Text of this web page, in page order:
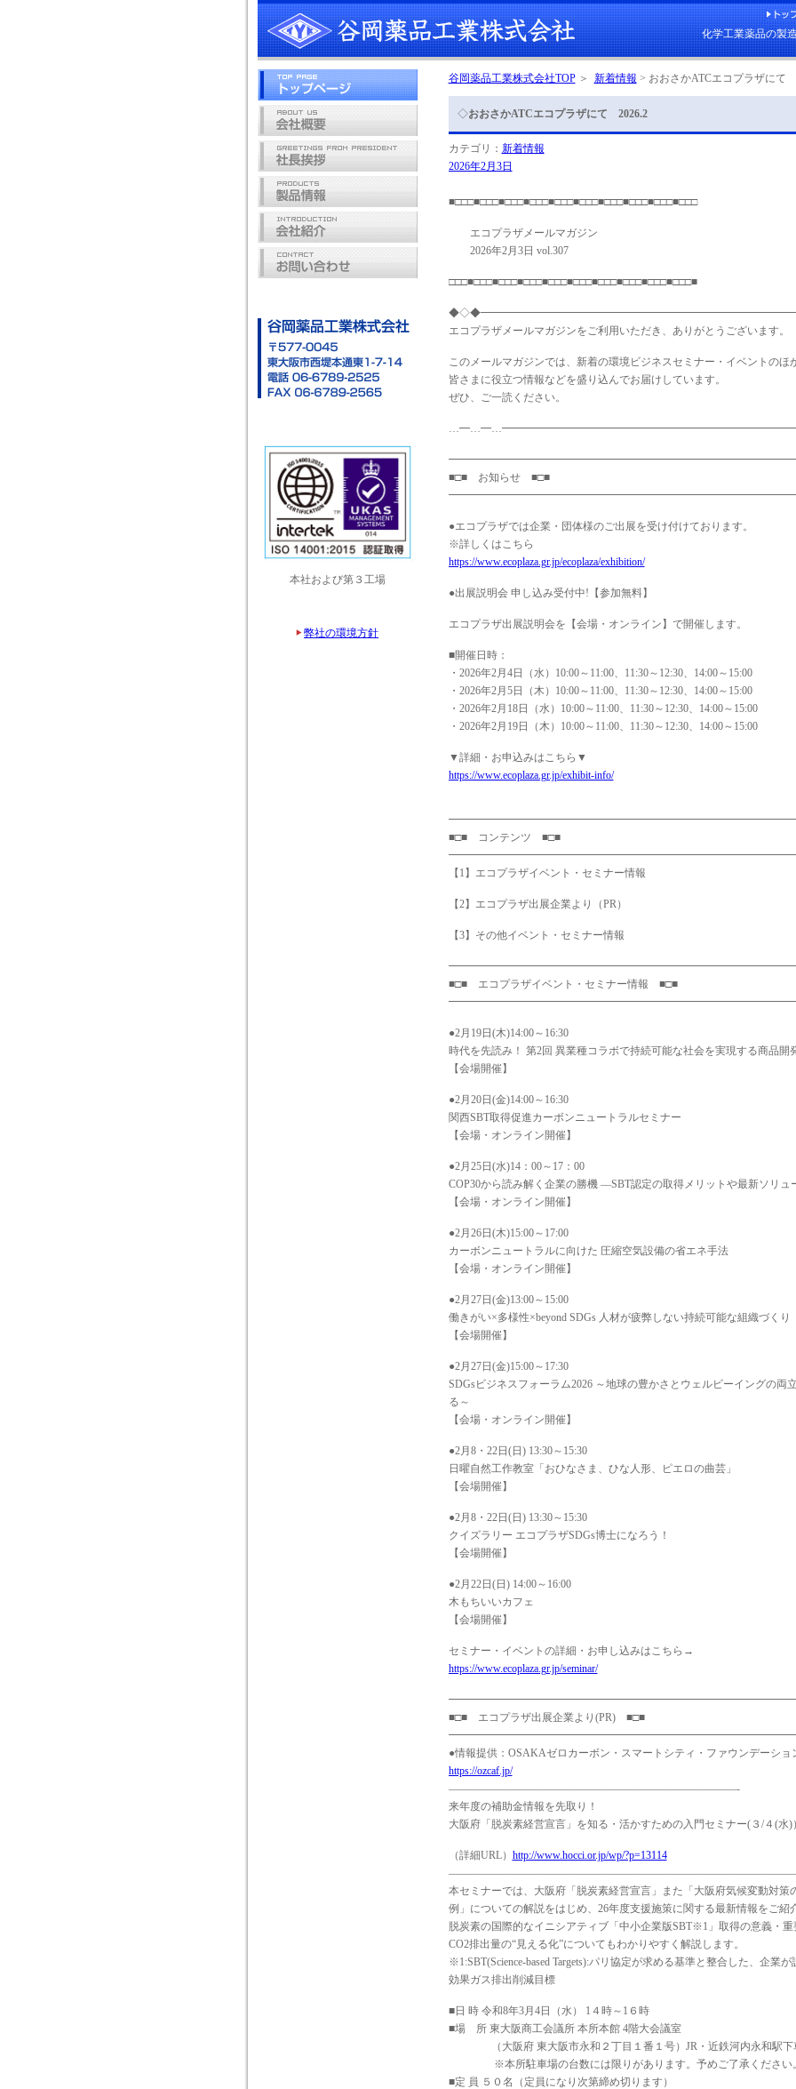
化学工業薬品の製
本社および第３工場
弊社の環境方針
谷岡薬品工業株式会社TOP＞ 新着情報 > おおさかATCエコプラザにて
◇おおさかATCエコプラザにて 2026.2
カテゴリ： 新着情報
2026年2月3日
■□□□■□□□■□□□■□□□■□□□■□□□■□□□■□□□■□□□■□□□
エコプラザメールマガジン
2026年2月3日 vol.307
□□□■□□□■□□□■□□□■□□□■□□□■□□□■□□□■□□□■□□□■
エコプラザメールマガジンをご利用いただき、ありがとうございます。
このメールマガジンでは、新着の環境ビジネスセミナー・イベントのほか
皆さまに役立つ情報などを盛り込んでお届けしています。
ぜひ、ご一読ください。
■□■ お知らせ ■□■
●エコプラザでは企業・団体様のご出展を受け付けております。
※詳しくはこちら
https://www.ecoplaza.gr.jp/ecoplaza/exhibition/
●出展説明会 申し込み受付中!【参加無料】
エコプラザ出展説明会を【会場・オンライン】で開催します。
■開催日時：
・2026年2月4日（水）10:00～11:00、11:30～12:30、14:00～15:00
・2026年2月5日（木）10:00～11:00、11:30～12:30、14:00～15:00
・2026年2月18日（水）10:00～11:00、11:30～12:30、14:00～15:00
・2026年2月19日（木）10:00～11:00、11:30～12:30、14:00～15:00
▼詳細・お申込みはこちら▼
https://www.ecoplaza.gr.jp/exhibit-info/
■□■ コンテンツ ■□■
【1】エコプラザイベント・セミナー情報
【2】エコプラザ出展企業より（PR）
【3】その他イベント・セミナー情報
■□■ エコプラザイベント・セミナー情報 ■□■
●2月19日(木)14:00～16:30
時代を先読み！ 第2回 異業種コラボで持続可能な社会を実現する商品開
【会場開催】
●2月20日(金)14:00～16:30
関西SBT取得促進カーボンニュートラルセミナー
【会場・オンライン開催】
●2月25日(水)14：00～17：00
COP30から読み解く企業の勝機 ―SBT認定の取得メリットや最新ソリ
【会場・オンライン開催】
●2月26日(木)15:00～17:00
カーボンニュートラルに向けた 圧縮空気設備の省エネ手法
【会場・オンライン開催】
●2月27日(金)13:00～15:00
働きがい×多様性×beyond SDGs 人材が疲弊しない持続可能な組織づくり
【会場開催】
●2月27日(金)15:00～17:30
SDGsビジネスフォーラム2026 ～地球の豊かさとウェルビーイングの両
る～
【会場・オンライン開催】
●2月8・22日(日) 13:30～15:30
日曜自然工作教室「おひなさま、ひな人形、ピエロの曲芸」
【会場開催】
●2月8・22日(日) 13:30～15:30
クイズラリー エコプラザSDGs博士になろう！
【会場開催】
●2月22日(日) 14:00～16:00
木もちいいカフェ
【会場開催】
セミナー・イベントの詳細・お申し込みはこちら→
https://www.ecoplaza.gr.jp/seminar/
■□■ エコプラザ出展企業より(PR) ■□■
●情報提供：OSAKAゼロカーボン・スマートシティ・ファウンデーショ
https://ozcaf.jp/
———————————————————————————-
来年度の補助金情報を先取り！
大阪府「脱炭素経営宣言」を知る・活かすための入門セミナー(３/４(水)）
（詳細URL） http://www.hocci.or.jp/wp/?p=13114
本セミナーでは、大阪府「脱炭素経営宣言」また「大阪府気候変動対策
例」についての解説をはじめ、26年度支援施策に関する最新情報をご紹
脱炭素の国際的なイニシアティブ「中小企業版SBT※1」取得の意義・重
CO2排出量の“見える化”についてもわかりやすく解説します。
※1:SBT(Science-based Targets):パリ協定が求める基準と整合した、企業
効果ガス排出削減目標
■日 時 令和8年3月4日（水） 1４時～1６時
■場 所 東大阪商工会議所 本所本館 4階大会議室
（大阪府 東大阪市永和２丁目１番１号）JR・近鉄河内永和駅下
※本所駐車場の台数には限りがあります。予めご了承ください。
■定 員 ５０名（定員になり次第締め切ります）